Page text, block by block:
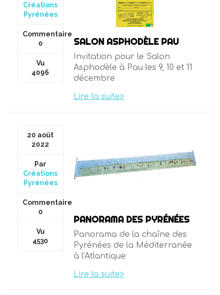
Créations
Pyrénées
Commentaire
0
Vu
4096
SALON ASPHODÈLE PAU
Invitation pour le Salon
Asphodèle à Pau les 9, 10 et 11
décembre
Lire la suite>
20 août
2022
Par
Créations
Pyrénées
Commentaire
0
Vu
4530
PANORAMA DES PYRÉNÉES
Panorama de la chaîne des
Pyrénées de la Méditerranée
à l'Atlantique
Lire la suite>